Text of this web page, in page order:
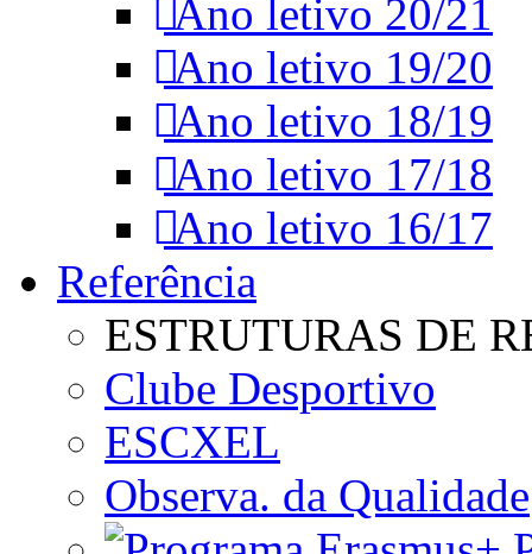
Ano letivo 20/21
Ano letivo 19/20
Ano letivo 18/19
Ano letivo 17/18
Ano letivo 16/17
Referência
ESTRUTURAS DE
Clube Desportivo
ESCXEL
Observa. da Qualidade